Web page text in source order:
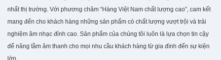
nhất thị trường. Với phương châm “Hàng Việt Nam chất lượng cao”, cam kết
mang đến cho khách hàng những sản phẩm có chất lượng vượt trội và trải
nghiệm âm nhạc đỉnh cao. Sản phẩm của chúng tôi luôn là lựa chọn tin cậy
để nâng tầm âm thanh cho mọi nhu cầu khách hàng từ gia đình đến sự kiện
lớn.